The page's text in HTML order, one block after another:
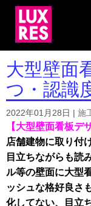
大型壁面
つ・認識
2022年01月28日 施
【大型壁面看板デ
店舗建物に取り付
目立ちながらも読
ル等の壁面に大型
ッシュな格好良さ
化してない、目立